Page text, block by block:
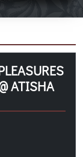
ATISHA